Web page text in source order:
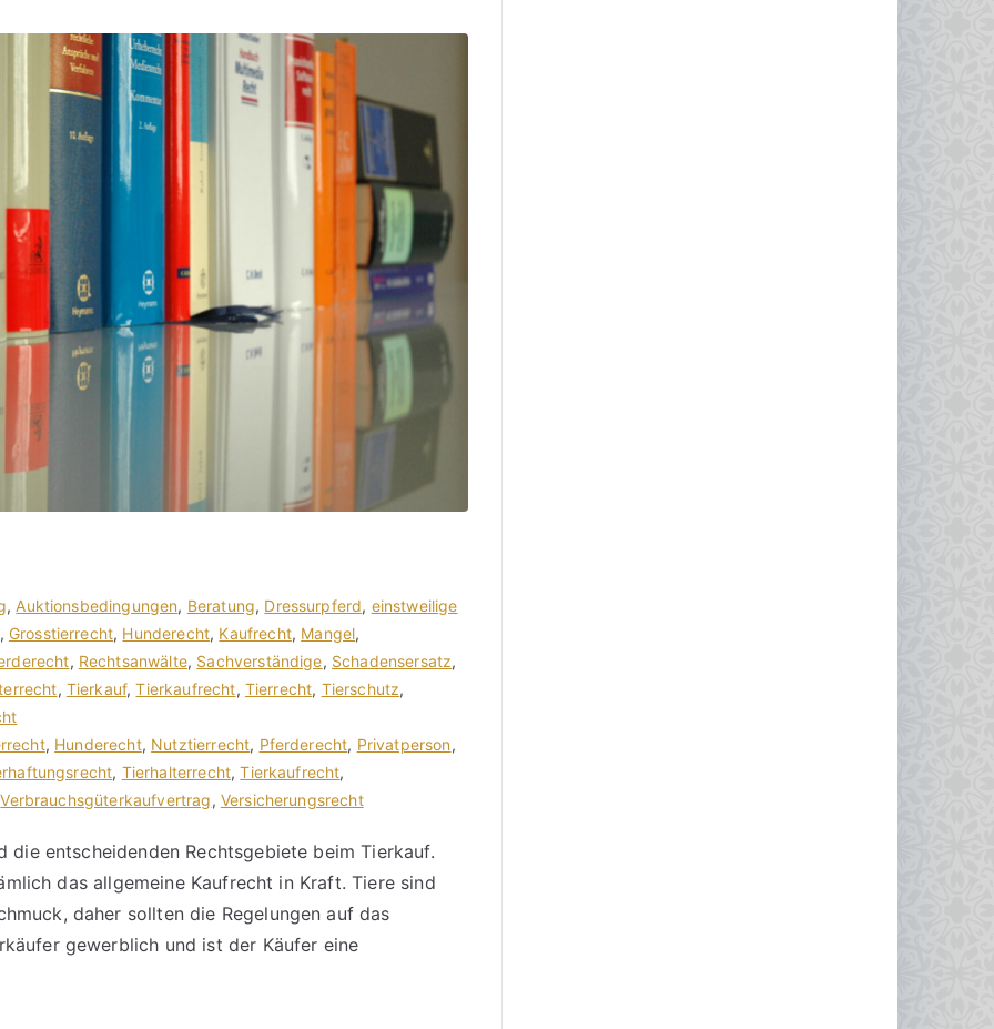
, Auktionsbedingungen, Beratung, Dressurpferd, einstweilige
, Grosstierrecht, Hunderecht, Kaufrecht, Mangel,
, Rechtsanwälte, Sachverständige, Schadensersatz,
, Tierkauf,Tierkaufrecht, Tierrecht, Tierschutz,
, Hunderecht, Nutztierrecht, Pferderecht, Privatperson,
, Tierhalterrecht,Tierkaufrecht,
Verbrauchsgüterkaufvertrag, Versicherungsrecht
entscheidenden Rechtsgebiete beim Tierkauf.
das allgemeine Kaufrecht in Kraft. Tiere sind
daher sollten die Regelungen auf das
gewerblich und ist der Käufer eine